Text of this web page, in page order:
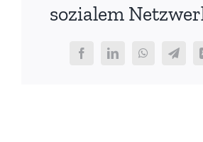
sozialem
FacebookLinkedInWhatsApp